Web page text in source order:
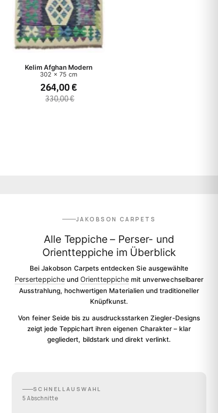
Kelim Afghan Modern
302 x 75 cm
264,00 €
330,00 €
JAKOBSON CARPETS
Alle Teppiche – Perser- und
Orientteppiche im Überblick
Bei Jakobson Carpets entdecken Sie ausgewählte
Perserteppicheund Orientteppichemit unverwechselbarer
Ausstrahlung, hochwertigen Materialien und traditioneller
Knüpfkunst.
Von feiner Seide bis zu ausdrucksstarken Ziegler-Designs
zeigt jede Teppichart ihren eigenen Charakter – klar
gegliedert, bildstark und direkt verlinkt.
SCHNELLAUSWAHL
5 Abschnitte